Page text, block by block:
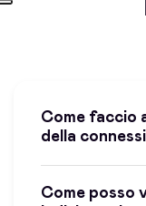
Come faccio
della
Come posso